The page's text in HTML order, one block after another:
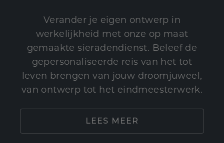
Verander je eigen ontwerp in
werkelijkheid met onze op maat
gemaakte sieradendienst. Beleef de
gepersonaliseerde reis van het tot
leven brengen van jouw droomjuweel,
van ontwerp tot het eindmeesterwerk.
LEES MEER